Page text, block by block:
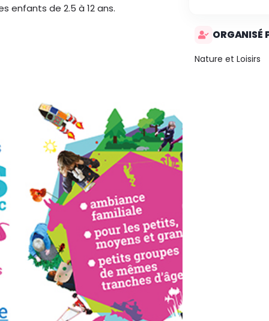
enfants de 2.5 à 12 ans.
ORGANISÉ
Nature et Loisirs